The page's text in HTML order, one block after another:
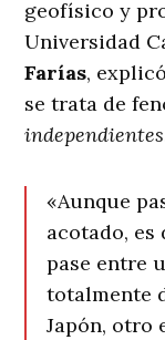
geofísico y
Universidad
Farías,
se trata de
independientes
«Aunque
acotado, es
pase entre
totalmente
Japón, otro